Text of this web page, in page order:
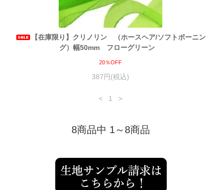
【在庫限り】クリノリン （ホースヘア/ソフトボーニン
グ）幅50mm フローグリーン
20％OFF
387円(税込)
< 1 >
8商品中 1～8商品